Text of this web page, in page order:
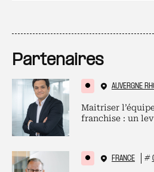
Partenaires
AUVERGNE
Maitriser
franchise : un
FRANCE #